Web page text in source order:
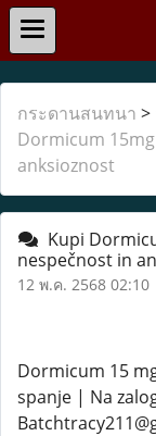
กระดานสนทนา >
Dormicum
anksioznost
Kupi
nespečnost in
12 พ.ค. 2568 02:10
Dormicum 15
spanje | Na